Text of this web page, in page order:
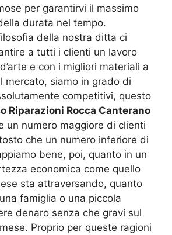
per garantirvi il massimo
durata nel tempo.
della nostra ditta ci
a tutti i clienti un lavoro
e con i migliori materiali a
mercato, siamo in grado di
competitivi, questo
Riparazioni Rocca Canterano
un numero maggiore di clienti
che un numero inferiore di
bene, poi, quanto in un
economica come quello
sta attraversando, quanto
famiglia o una piccola
denaro senza che gravi sul
Proprio per queste ragioni